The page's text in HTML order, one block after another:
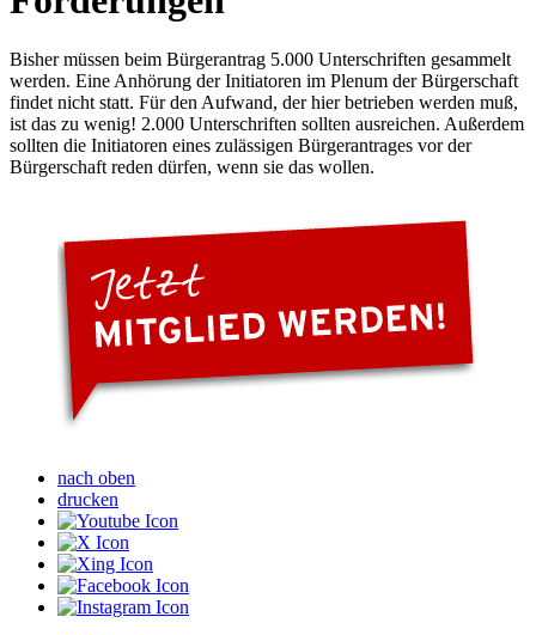
Bisher müssen beim Bürgerantrag 5.000 Unterschriften gesammelt
werden. Eine Anhörung der Initiatoren im Plenum der Bürgerschaft
findet nicht statt. Für den Aufwand, der hier betrieben werden muß,
ist das zu wenig! 2.000 Unterschriften sollten ausreichen. Außerdem
sollten die Initiatoren eines zulässigen Bürgerantrages vor der
Bürgerschaft reden dürfen, wenn sie das wollen.
nach oben
drucken